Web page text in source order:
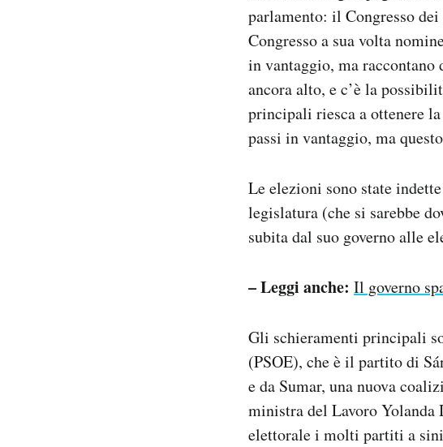
parlamento: il Congresso
Congresso a sua volta
in vantaggio, ma
ancora alto, e c’è la
principali riesca a ottenere
passi in vantaggio, ma
Le elezioni sono state
legislatura (che si sarebbe
subita dal suo governo alle
– Leggi anche: Il governo
Gli schieramenti principali
(PSOE), che è il partito di
e da Sumar, una nuova
ministra del Lavoro
elettorale i molti partiti a